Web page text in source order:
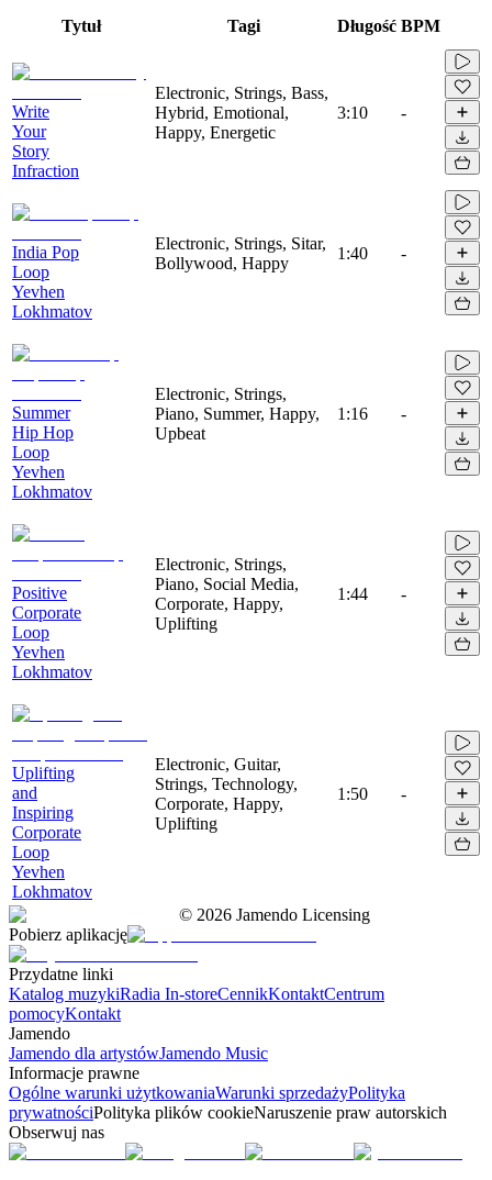
Tytuł Tagi Długość BPM
Write
Your
Story
Infraction
Electronic, Strings, Bass,
Hybrid, Emotional,
Happy, Energetic
3:10 -
India Pop
Loop
Yevhen
Lokhmatov
Electronic, Strings, Sitar,
Bollywood, Happy
1:40 -
Summer
Hip Hop
Loop
Yevhen
Lokhmatov
Electronic, Strings,
Piano, Summer, Happy,
Upbeat
1:16 -
Positive
Corporate
Loop
Yevhen
Lokhmatov
Electronic, Strings,
Piano, Social Media,
Corporate, Happy,
Uplifting
1:44 -
Uplifting
and
Inspiring
Corporate
Loop
Yevhen
Lokhmatov
Electronic, Guitar,
Strings, Technology,
Corporate, Happy,
Uplifting
1:50 -
© 2026 Jamendo Licensing
Pobierz aplikację
Przydatne linki
Katalog muzykiRadia In-storeCennikKontaktCentrum
pomocyKontakt
Jamendo
Jamendo dla artystówJamendo Music
Informacje prawne
Ogólne warunki użytkowaniaWarunki sprzedażyPolityka
prywatnościPolityka plików cookieNaruszenie praw autorskich
Obserwuj nas